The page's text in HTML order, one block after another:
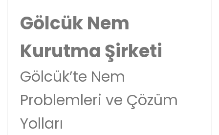
Gölcük Nem
Kurutma Şirketi
Gölcük’te Nem
Problemleri ve Çözüm
Yolları